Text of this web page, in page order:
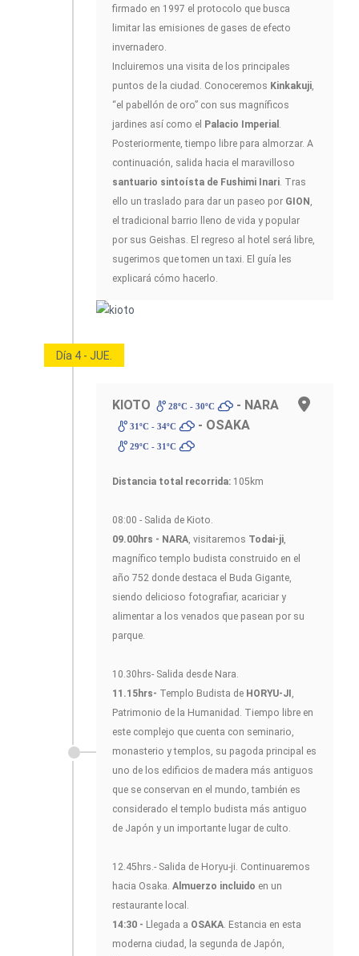
firmado en 1997 el protocolo que busca
limitar las emisiones de gases de efecto
invernadero.
Incluiremos una visita de los principales
puntos de la ciudad. Conoceremos Kinkakuji
“el pabellón de oro” con sus magníficos
jardines así como el Palacio Imperial
Posteriormente, tiempo libre para almorzar. A
continuación, salida hacia el maravilloso
santuario sintoísta de Fushimi Inari . Tras
ello un traslado para dar un paseo por GION
el tradicional barrio lleno de vida y popular
por sus Geishas. El regreso al hotel será libre,
sugerimos que tomen un taxi. El guía les
explicará cómo hacerlo.
Día 4 - JUE.
KIOTO 28ºC - 30ºC - NARA
31ºC - 34ºC - OSAKA
29ºC - 31ºC
Distancia total recorrida: 105km
08:00 - Salida de Kioto.
09.00hrs - NARA , visitaremos Todai-ji
magnífico templo budista construido en el
año 752 donde destaca el Buda Gigante,
siendo delicioso fotografiar, acariciar y
alimentar a los venados que pasean por su
parque.
10.30hrs- Salida desde Nara.
11.15hrs- Templo Budista de HORYU-JI
Patrimonio de la Humanidad. Tiempo libre en
este complejo que cuenta con seminario,
monasterio y templos, su pagoda principal es
uno de los edificios de madera más antiguos
que se conservan en el mundo, también es
considerado el templo budista más antiguo
de Japón y un importante lugar de culto.
12.45hrs.- Salida de Horyu-ji. Continuaremos
hacia Osaka. Almuerzo incluido en un
restaurante local.
14:30 - Llegada a OSAKA . Estancia en esta
moderna ciudad, la segunda de Japón,